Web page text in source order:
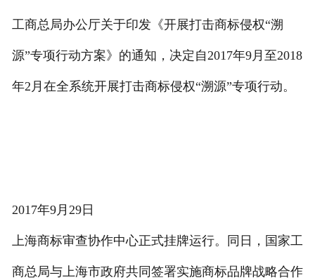
工商总局办公厅关于印发《开展打击商标侵权“溯
源”专项行动方案》的通知，决定自2017年9月至2018
年2月在全系统开展打击商标侵权“溯源”专项行动。
2017年9月29日
上海商标审查协作中心正式挂牌运行。同日，国家工
商总局与上海市政府共同签署实施商标品牌战略合作